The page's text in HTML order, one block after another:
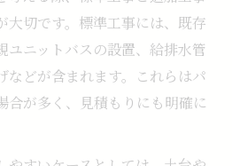
大切です。標準工事には、既存
ユニットバスの設置、給排水管
などが含まれます。これらはパ
合が多く、見積もりにも明確に